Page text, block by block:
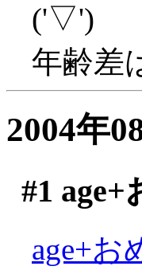
('▽')
年齢
2004年
#1 age+
age+